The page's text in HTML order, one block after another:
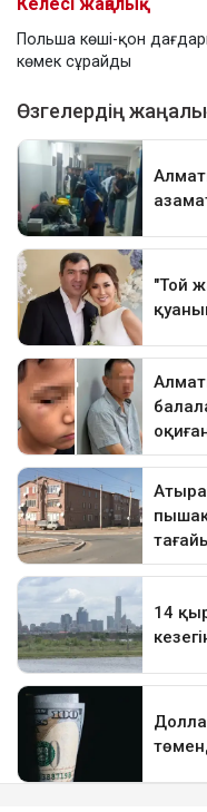
Польша көші-қон
көмек сұрайды